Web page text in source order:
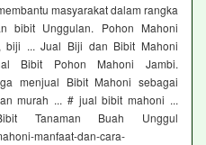
masyarakat dalam rangka
bibit Unggulan. Pohon Mahoni
biji ... Jual Biji dan Bibit Mahoni
Bibit Pohon Mahoni Jambi.
menjual Bibit Mahoni sebagai
murah ... # jual bibit mahoni ...
Tanaman Buah Unggul
manfaat-dan-cara-